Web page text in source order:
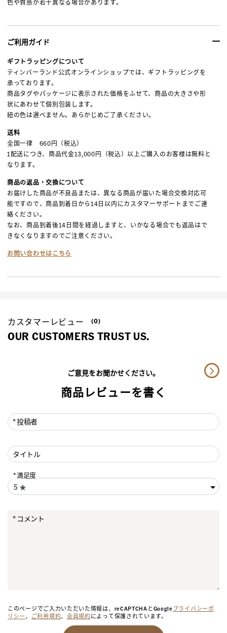
色や質感が若干異なる場合があります。
ご利用ガイド
ギフトラッピングについて
ティンバーランド公式オンラインショップでは、ギフトラッピングを
承っております。
商品タグやパッケージに表示された価格をふせて、商品の大きさや形
状にあわせて個別包装します。
紐の色は選べません。あらかじめご了承ください。
送料
全国一律 660円（税込）
1配送につき、商品代金13,000円（税込）以上ご購入のお客様は無料と
なります。
商品の返品・交換について
お届けした商品が不良品または、異なる商品が届いた場合交換対応可
能ですので、商品到着日から14日以内にカスタマーサポートまでご連
絡ください。
なお、商品到着後14日間を経過しますと、いかなる場合でも返品はで
きなくなりますのでご注意ください。
お問い合わせはこちら
カスタマーレビュー (0)
OUR CUSTOMERS TRUST US.
ご意見をお聞かせください。
商品レビューを書く
投稿者
タイトル
満足度
コメント
このページでご入力いただいた情報は、reCAPTCHAとGoogleプライバシーポ
リシー、 ご利用規約、 会員規約によって保護されています。